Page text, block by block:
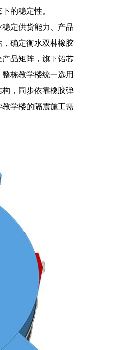
的稳定性。
定供货能力、产品
确定衡水双林橡胶
品矩阵，旗下铅芯
栋教学楼统一选用
，同步依靠橡胶弹
学楼的隔震施工需